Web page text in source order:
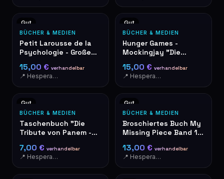
Gut
BÜCHER & MEDIEN
Petit Larousse de la
Psychologie - Große
15,00 € verhandelbar
📍 Hesperange
Gut
BÜCHER & MEDIEN
Hunger Games -
Mockingjay "Die
auf Deutsch
15,00 € verhandelbar
📍 Hesperange
Gut
BÜCHER & MEDIEN
Taschenbuch "Die
Tribute von Panem -
Deutsch
7,00 € verhandelbar
📍 Hesperange
Gut
BÜCHER & MEDIEN
Broschiertes Buch My
Missing Piece Band 1 –
13,00 € verhandelbar
📍 Hesperange